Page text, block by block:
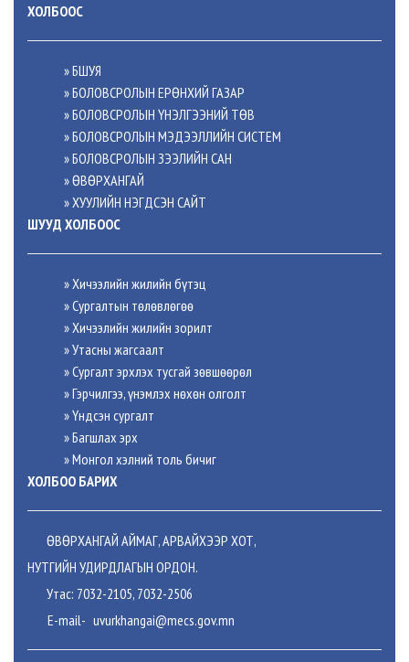
ХОЛБООС
» БШУЯ
» БОЛОВСРОЛЫН ЕРӨНХИЙ ГАЗАР
» БОЛОВСРОЛЫН ҮНЭЛГЭЭНИЙ ТӨВ
» БОЛОВСРОЛЫН МЭДЭЭЛЛИЙН СИСТЕМ
» БОЛОВСРОЛЫН ЗЭЭЛИЙН САН
» ӨВӨРХАНГАЙ
» ХУУЛИЙН НЭГДСЭН САЙТ
ШУУД ХОЛБООС
» Хичээлийн жилийн бүтэц
» Сургалтын төлөвлөгөө
» Хичээлийн жилийн зорилт
» Утасны жагсаалт
» Сургалт эрхлэх тусгай зөвшөөрөл
» Гэрчилгээ, үнэмлэх нөхөн олголт
» Үндсэн сургалт
» Багшлах эрх
»Монгол хэлний толь бичиг
ХОЛБОО БАРИХ
ӨВӨРХАНГАЙ АЙМАГ, АРВАЙХЭЭР ХОТ,
НУТГИЙН УДИРДЛАГЫН ОРДОН.
Утас: 7032-2105, 7032-2506
E-mail- uvurkhangai@mecs.gov.mn